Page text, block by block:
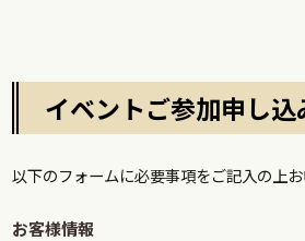
イベントご参加申し込
以下のフォームに必要事項をご記入の上お
お客様情報